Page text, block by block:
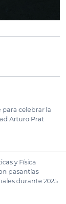
celebrar la
Arturo Prat
y Física
pasantías
durante 2025